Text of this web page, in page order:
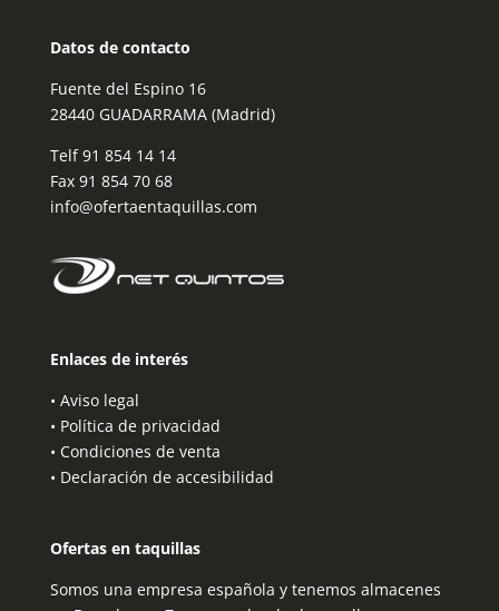
Datos de contacto
Fuente del Espino 16
28440 GUADARRAMA (Madrid)
Telf91 854 14 14
Fax 91 854 70 68
info@ofertaentaquillas.com
Enlaces de interés
• Aviso legal
• Política de privacidad
• Condiciones de venta
• Declaración de accesibilidad
Ofertas en taquillas
Somos una empresa española y tenemos almacenes